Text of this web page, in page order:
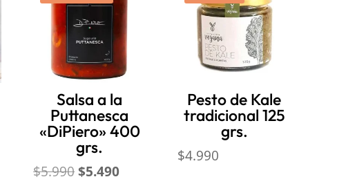
Salsa a la
Puttanesca
«DiPiero» 400
grs.
$5.990El
$5.490
Pesto de Kale
tradicional 125
grs.
$4.990